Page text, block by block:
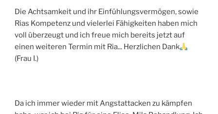
Die Achtsamkeit und ihr Einfühlungsvermögen, sowie
Rias Kompetenz und vielerlei Fähigkeiten haben mich
voll überzeugt und ich freue mich bereits jetzt auf
einen weiteren Termin mit Ria... Herzlichen Dank
(Frau I.)
Da ich immer wieder mit Angstattacken zu kämpfen